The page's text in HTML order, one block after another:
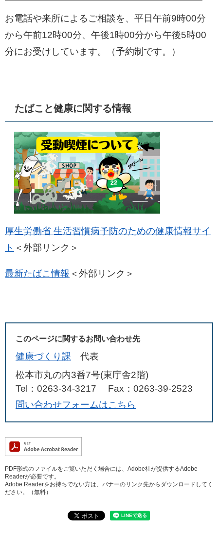
お電話や来所によるご相談を、平日午前9時00分
から午前12時00分、午後1時00分から午後5時00
分にお受けしています。（予約制です。）
たばこと健康に関する情報
厚生労働省 生活習慣病予防のための健康情報サイ
ト ＜外部リンク＞
最新たばこ情報 ＜外部リンク＞
このページに関するお問い合わせ先
健康づくり課
代表
松本市丸の内3番7号(東庁舎2階)
Tel：0263-34-3217
Fax：0263-39-2523
問い合わせフォームはこちら
PDF形式のファイルをご覧いただく場合には、Adobe社が提供するAdobe
Readerが必要です。
Adobe Readerをお持ちでない方は、バナーのリンク先からダウンロードしてく
ださい。（無料）